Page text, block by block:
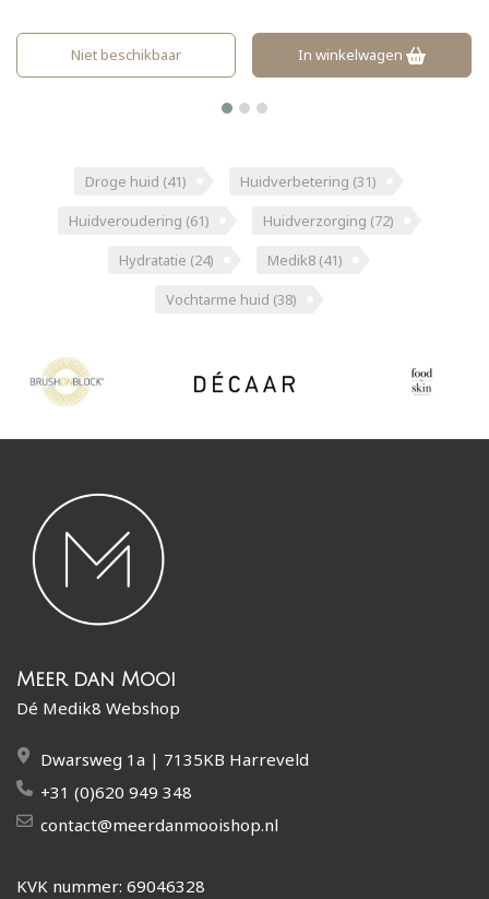
infrarood, blauwlicht en A.G.E´s.
Niet beschikbaar In winkelwagen
Droge huid (41) Huidverbetering (31)
Huidveroudering (61) Huidverzorging (72)
Hydratatie (24) Medik8 (41)
Vochtarme huid (38)
Meer dan Mooi
Dé Medik8 Webshop
Dwarsweg 1a | 7135KB Harreveld
+31 (0)620 949 348
contact@meerdanmooishop.nl
KVK nummer: 69046328